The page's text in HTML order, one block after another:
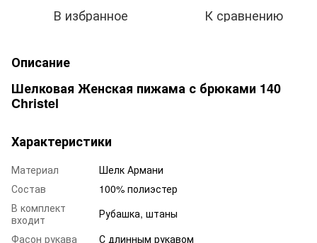
В избранное К сравнению
Описание
Шелковая Женская пижама с брюками 140
Christel
Характеристики
Материал
Шелк Армани
Состав
100% полиэстер
В комплект
входит
Рубашка, штаны
Фасон рукава
С длинным рукавом